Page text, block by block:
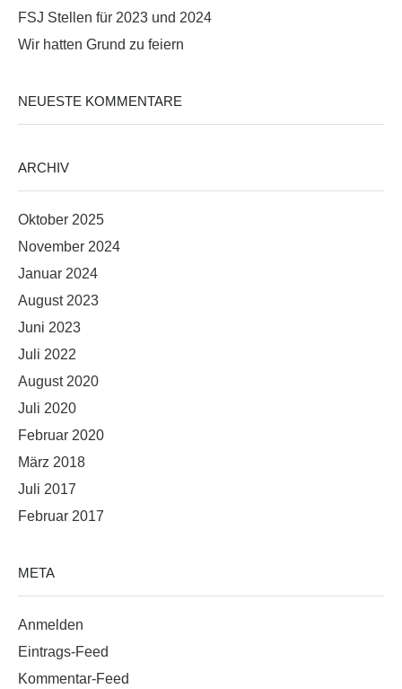
FSJ Stellen für 2023 und 2024
Wir hatten Grund zu feiern
NEUESTE KOMMENTARE
ARCHIV
Oktober 2025
November 2024
Januar 2024
August 2023
Juni 2023
Juli 2022
August 2020
Juli 2020
Februar 2020
März 2018
Juli 2017
Februar 2017
META
Anmelden
Eintrags-Feed
Kommentar-Feed